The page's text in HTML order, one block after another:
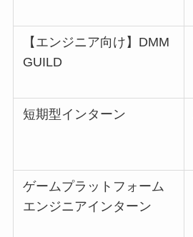
【エンジニア向け】DMM
GUILD
短期型インターン
ゲームプラットフォーム
エンジニアインターン